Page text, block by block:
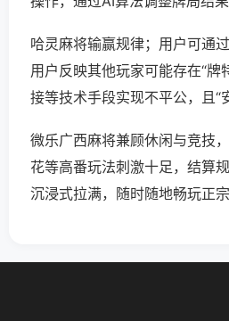
哈灵麻将输赢规律；用户可通
用户反映其他玩家可能存在“牌
接等技术手段实现不平公，且“
微乐广西麻将兼顾休闲与竞技
花等高番玩法刺激十足，结算
沉浸式拉满，随时随地畅玩正宗